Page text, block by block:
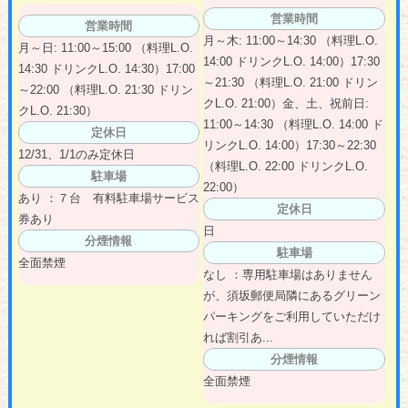
営業時間
月～日: 11:00～15:00 （料理L.O.
14:30 ドリンクL.O. 14:30）17:00
～22:00 （料理L.O. 21:30 ドリン
クL.O. 21:30）
定休日
12/31、1/1のみ定休日
駐車場
あり ：７台 有料駐車場サービス
券あり
分煙情報
全面禁煙
営業時間
月～木: 11:00～14:30 （料理L.O.
14:00 ドリンクL.O. 14:00）17:30
～21:30 （料理L.O. 21:00 ドリン
クL.O. 21:00）金、土、祝前日:
11:00～14:30 （料理L.O. 14:00 ド
リンクL.O. 14:00）17:30～22:30
（料理L.O. 22:00 ドリンクL.O.
22:00）
定休日
日
駐車場
なし ：専用駐車場はありません
が、須坂郵便局隣にあるグリーン
パーキングをご利用していただけ
れば割引あ...
分煙情報
全面禁煙